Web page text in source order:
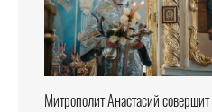
Митрополит Анастасий совершит